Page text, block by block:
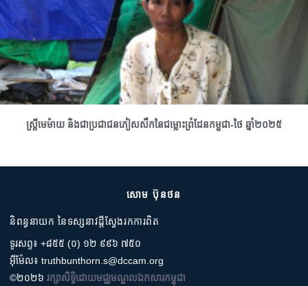
ស្រ្តីមេម៉ាយ និងជាប្រជាជនភៀសសឹកនៃជម្លោះព្រំដែនកម្ពុជា-ថៃ ឆ្នាំ២០២៥
សោម ប៊ុនថន
និពន្ធនាយក នៃទស្សនាវដ្តីស្វែងរកការពិត
ទូរសព្ទ៖ +៨៥៥ (០) ១២ ៩៩៦ ៧៥០
អ៊ីម៉ែល៖ truthbunthorn.s@dccam.org
©២០២៦ រក្សាសិទ្ធិដោយមជ្ឈមណ្ឌលឯកសារកម្ពុជា